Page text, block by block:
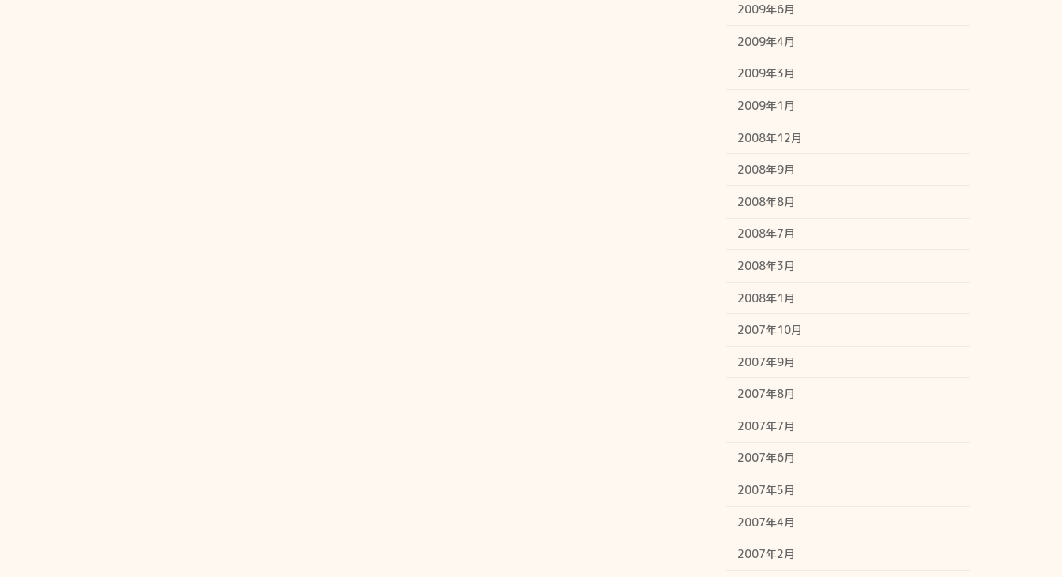
2009年6月
2009年4月
2009年3月
2009年1月
2008年12月
2008年9月
2008年8月
2008年7月
2008年3月
2008年1月
2007年10月
2007年9月
2007年8月
2007年7月
2007年6月
2007年5月
2007年4月
2007年2月